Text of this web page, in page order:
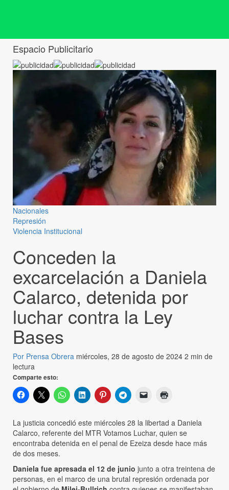
Espacio Publicitario
Nacionales
Represión
Violencia Institucional
Conceden la
excarcelación a Daniela
Calarco, detenida por
luchar contra la Ley
Bases
Por Prensa Obrera miércoles, 28 de agosto de 2024 2 min de
lectura
Comparte esto:
La justicia concedió este miércoles 28 la libertad a Daniela
Calarco, referente del MTR Votamos Luchar, quien se
encontraba detenida en el penal de Ezeiza desde hace más
de dos meses.
Daniela fue apresada el 12 de junio junto a otra treintena de
personas, en el marco de una brutal represión ordenada por